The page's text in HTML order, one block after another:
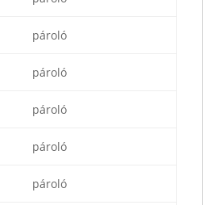
pároló
pároló
pároló
pároló
pároló